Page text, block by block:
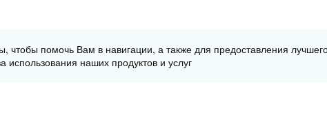
чтобы помочь Вам в навигации, а также для предоставления
использования наших продуктов и услуг